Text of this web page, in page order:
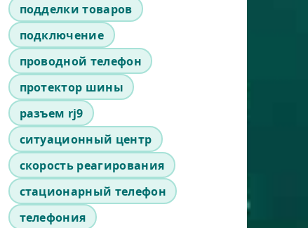
подделки товаров
подключение
проводной телефон
протектор шины
разъем rj9
ситуационный центр
скорость реагирования
стационарный телефон
телефония